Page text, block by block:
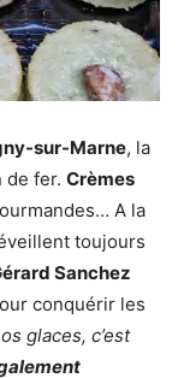
sur-Marne, la
de fer. Crèmes
A la
toujours
Sanchez
conquérir les
glaces, c’est